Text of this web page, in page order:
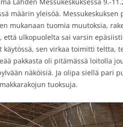
määrin yleisöä.
mukanaan tuomia muutoksia,
että ulkopuolelta sai varsin
sen virkaa toimitti teltta,
pakkasta oli pitämässä loitolla
näköisiä. Ja olipa siellä pari
tuoksuja.